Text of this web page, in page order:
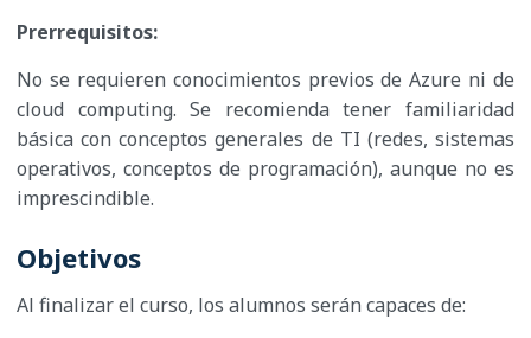
Prerrequisitos:
No se requieren conocimientos previos de Azure ni de
cloud computing. Se recomienda tener familiaridad
básica con conceptos generales de TI (redes, sistemas
operativos, conceptos de programación), aunque no es
imprescindible.
Objetivos
Al finalizar el curso, los alumnos serán capaces de: